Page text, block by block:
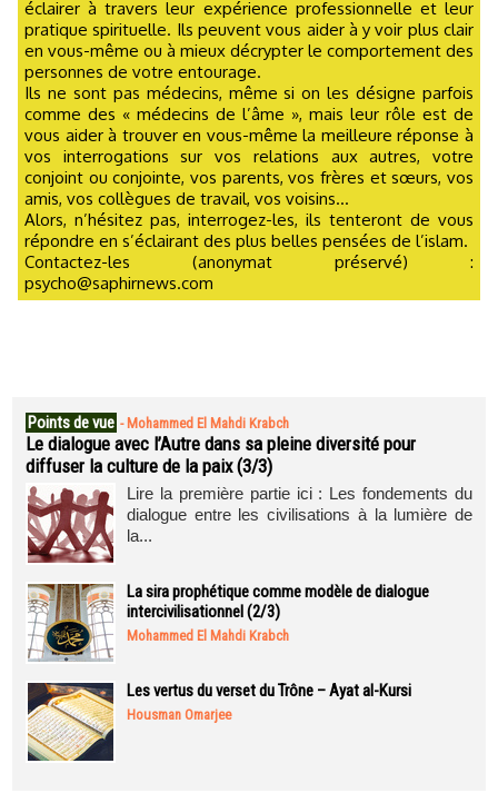
éclairer à travers leur expérience professionnelle et leur
pratique spirituelle. Ils peuvent vous aider à y voir plus clair
en vous-même ou à mieux décrypter le comportement des
personnes de votre entourage.
Ils ne sont pas médecins, même si on les désigne parfois
comme des « médecins de l’âme », mais leur rôle est de
vous aider à trouver en vous-même la meilleure réponse à
vos interrogations sur vos relations aux autres, votre
conjoint ou conjointe, vos parents, vos frères et sœurs, vos
amis, vos collègues de travail, vos voisins...
Alors, n’hésitez pas, interrogez-les, ils tenteront de vous
répondre en s’éclairant des plus belles pensées de l’islam.
Contactez-les (anonymat préservé) :
psycho@saphirnews.com
Points de vue - Mohammed El Mahdi Krabch
Le dialogue avec l’Autre dans sa pleine diversité pour
diffuser la culture de la paix (3/3)
Lire la première partie ici : Les fondements du
dialogue entre les civilisations à la lumière de
la...
La sira prophétique comme modèle de dialogue
intercivilisationnel (2/3)
Mohammed El Mahdi Krabch
Les vertus du verset du Trône – Ayat al-Kursi
Housman Omarjee